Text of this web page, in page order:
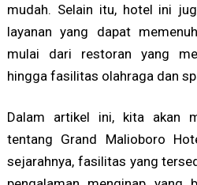
mudah. Selain itu, hotel ini
layanan yang dapat
mulai dari restoran yang
hingga fasilitas olahraga dan
Dalam artikel ini, kita akan
tentang Grand Malioboro
sejarahnya, fasilitas yang